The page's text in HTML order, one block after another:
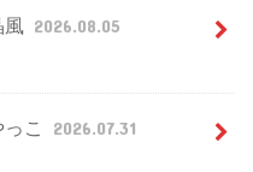
風 2026.08.05
こ 2026.07.31